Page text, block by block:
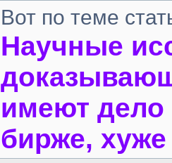
Вот по теме
Научные
имеют дело
бирже,